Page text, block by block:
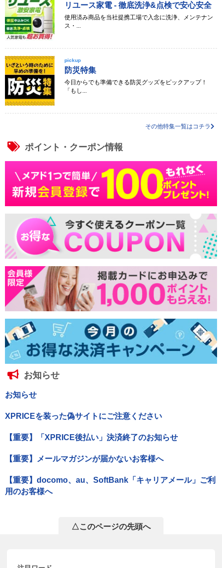
リユース家電 - 徹底洗浄&点検で安心安全
使用済み商品を当社提携工場で入念に洗浄、メンテナン
ス・...
pickup
防災特集
今日からでも準備できる防災グッズをピックアップ！
「もし...
その他特集一覧はコチラ
ポイント・クーポン情報
お知らせ
お知らせ
XPRICEを装った偽サイトにご注意ください
【重要】「XPRICE後払い」決済終了のお知らせ
【重要】メールマガジンが届かないお客様へ
【重要】docomo、au、SoftBank「キャリアメール」ご利
用のお客様へ
△このページの先頭へ